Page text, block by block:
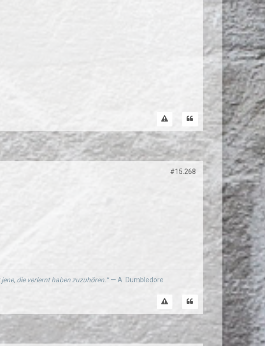
#15.268
die verlernt haben zuzuhören.“ — A. Dumbledore